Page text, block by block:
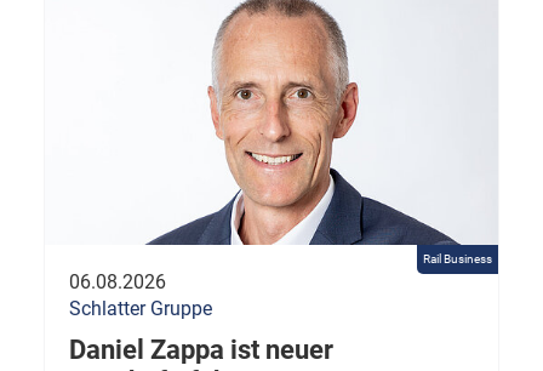
Rail Business
06.08.2026
Schlatter Gruppe
Daniel Zappa ist neuer